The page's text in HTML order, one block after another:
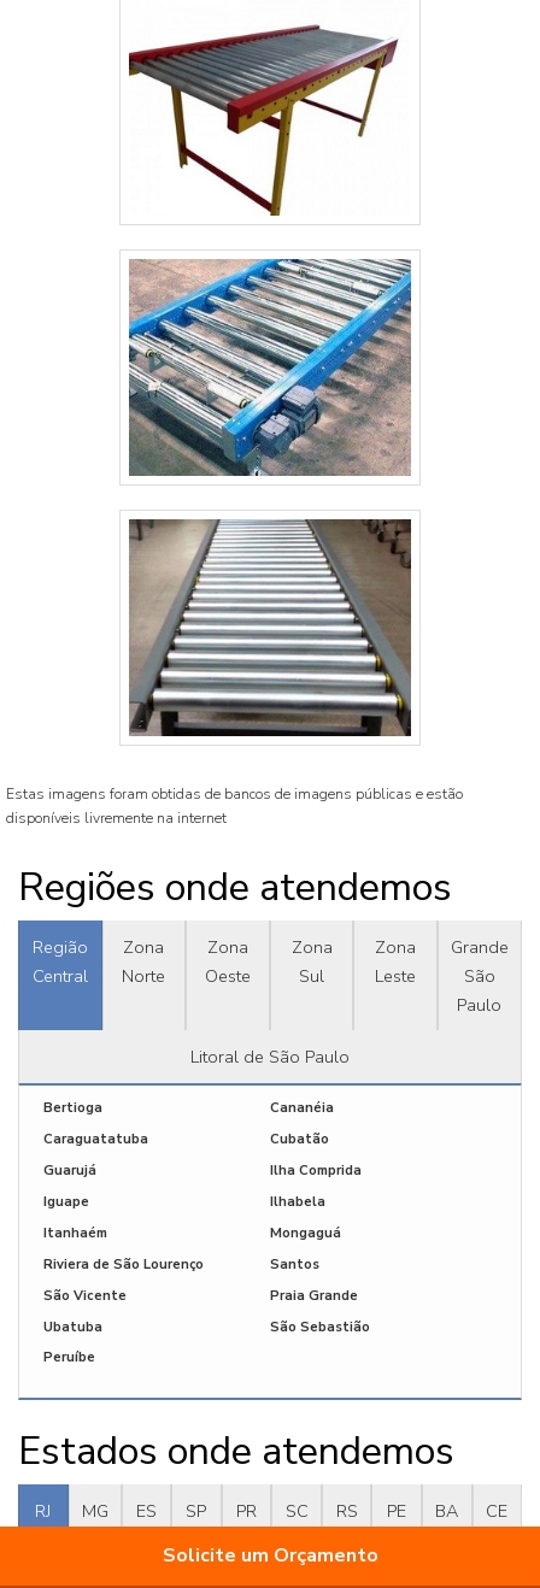
Solicite um Orçamento
Estas imagens foram obtidas de bancos de imagens públicas e estão
disponíveis livremente na internet
Regiões onde atendemos
Região
Central
Zona
Norte
Zona
Oeste
Zona
Sul
Zona
Leste
Grande
São
Paulo
Litoral de São Paulo
Bertioga
Cananéia
Caraguatatuba
Cubatão
Guarujá
Ilha Comprida
Iguape
Ilhabela
Itanhaém
Mongaguá
Riviera de São Lourenço
Santos
São Vicente
Praia Grande
Ubatuba
São Sebastião
Peruíbe
Estados onde atendemos
RJ MG ES SP PR SC RS PE BA CE
AM